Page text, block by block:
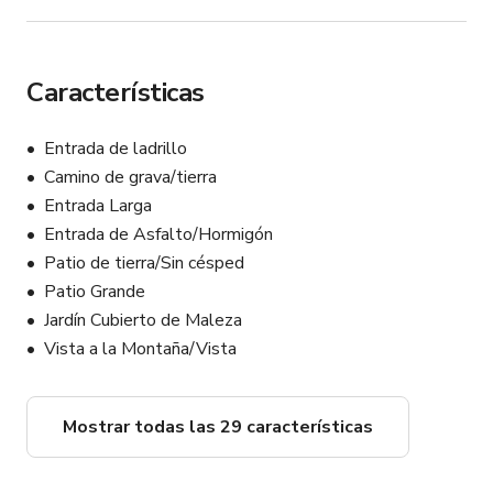
disponibles por una tarifa adicional $preguntar
https://vcrma.org/film-permits
mensaje para una cita.
Características
Entrada de ladrillo
Camino de grava/tierra
Entrada Larga
Entrada de Asfalto/Hormigón
Patio de tierra/Sin césped
Patio Grande
Jardín Cubierto de Maleza
Vista a la Montaña/Vista
Mostrar todas las 29 características